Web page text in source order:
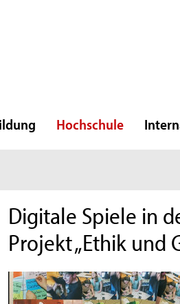
Hochschule
Digitale Spiele in
Projekt „Ethik und